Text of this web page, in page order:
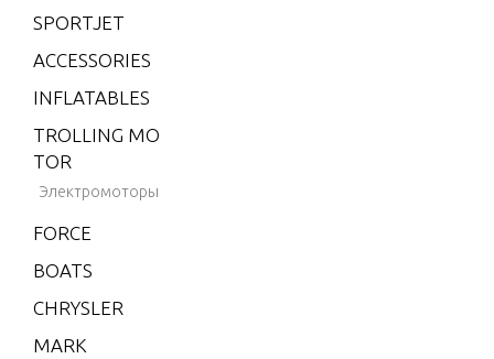
SPORTJET
ACCESSORIES
INFLATABLES
TROLLING MO
TOR
Электромоторы
FORCE
BOATS
CHRYSLER
MARK